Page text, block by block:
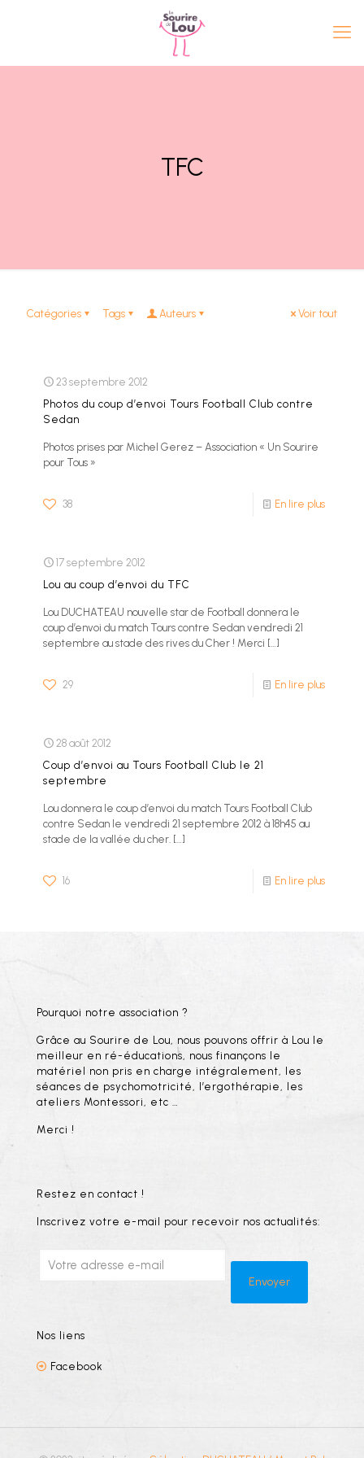
TFC
Catégories Tags Auteurs Voir tout
23 septembre 2012
Photos du coup d’envoi Tours Football Club contre
Sedan
Photos prises par Michel Gerez – Association « Un Sourire
pour Tous »
38 En lire plus
17 septembre 2012
Lou au coup d’envoi du TFC
Lou DUCHATEAU nouvelle star de Football donnera le
coup d’envoi du match Tours contre Sedan vendredi 21
septembre au stade des rives du Cher ! Merci […]
29 En lire plus
28 août 2012
Coup d’envoi au Tours Football Club le 21
septembre
Lou donnera le coup d’envoi du match Tours Football Club
contre Sedan le vendredi 21 septembre 2012 à 18h45 au
stade de la vallée du cher. […]
16 En lire plus
Pourquoi notre association ?
Grâce au Sourire de Lou, nous pouvons offrir à Lou le
meilleur en ré-éducations, nous finançons le
matériel non pris en charge intégralement, les
séances de psychomotricité, l’ergothérapie, les
ateliers Montessori, etc …
Merci !
Restez en contact !
Inscrivez votre e-mail pour recevoir nos actualités:
Nos liens
Facebook